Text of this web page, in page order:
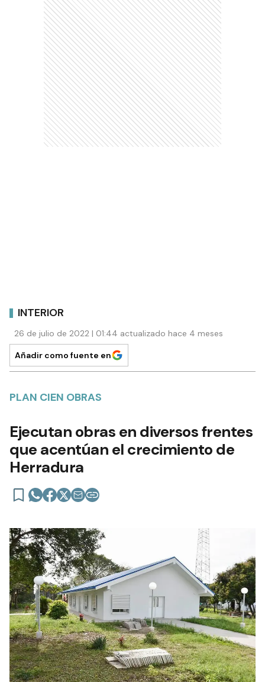
INTERIOR
26 de julio de 2022 | 01:44 actualizado hace 4 meses
Añadir como fuente en
PLAN CIEN OBRAS
Ejecutan obras en diversos frentes
que acentúan el crecimiento de
Herradura